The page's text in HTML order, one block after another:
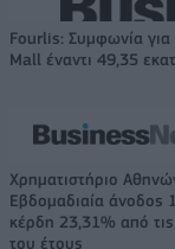
Fourlis: Συμφωνία
Mall έναντι 49,35
Χρηματιστήριο
Εβδομαδιαία άνοδος
κέρδη 23,31% από
του έτους